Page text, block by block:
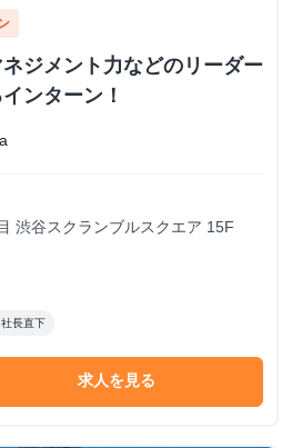
ジメント力などのリーダー
ンターン！
渋谷スクランブルスクエア 15F
社長直下
求人を見る